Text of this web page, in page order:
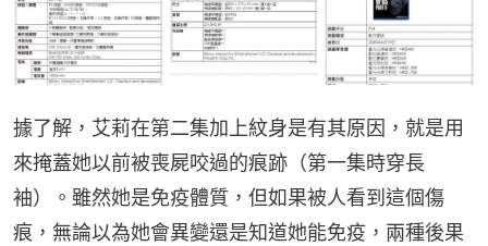
據了解，艾莉在第二集加上紋身是有其原因，就是用
來掩蓋她以前被喪屍咬過的痕跡（第一集時穿長
袖）。雖然她是免疫體質，但如果被人看到這個傷
痕，無論以為她會異變還是知道她能免疫，兩種後果